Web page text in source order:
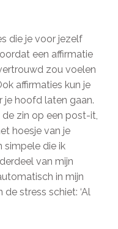
die je voor jezelf
een affirmatie
zou voelen
affirmaties kun je
je hoofd laten gaan.
zin op een post-it,
hoesje van je
simpele die ik
van mijn
in mijn
stress schiet: ‘Al